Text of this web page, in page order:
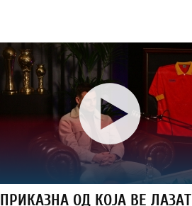
ПРИКАЗНА ОД КОЈА ВЕ ЛАЗАТ